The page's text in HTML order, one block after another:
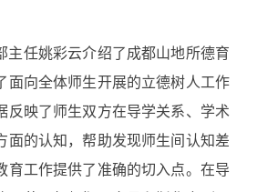
任姚彩云介绍了成都山地所德育
面向全体师生开展的立德树人工作
反映了师生双方在导学关系、学术
面的认知，帮助发现师生间认知差
育工作提供了准确的切入点。在导